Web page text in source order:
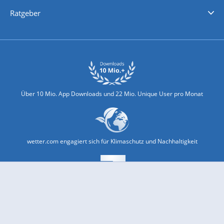
Ratgeber
Über 10 Mio. App Downloads und 22 Mio. Unique User pro Monat
wetter.com engagiert sich für Klimaschutz und Nachhaltigkeit